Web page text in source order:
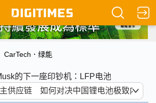
CarTech．绿能
的下一座印钞机：LFP电池